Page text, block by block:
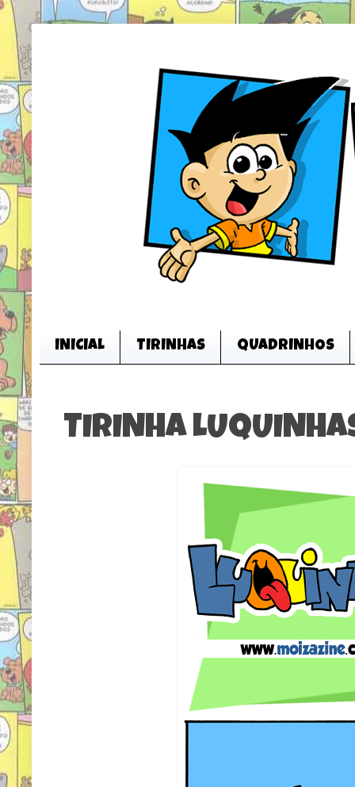
INICIAL TIRINHAS QUADRINHOS
TIRINHA